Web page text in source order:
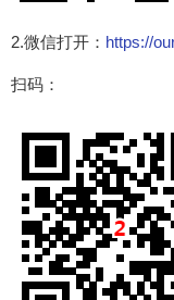
2.微信打开： https://
扫码：